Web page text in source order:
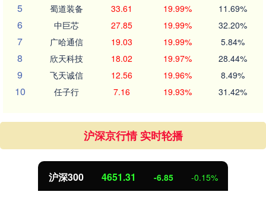
5 蜀道装备 33.61 19.99% 11.69%
6 中巨芯 27.85 19.99% 32.20%
7 广哈通信 19.03 19.99% 5.84%
8 欣天科技 18.02 19.97% 28.44%
9 飞天诚信 12.56 19.96% 8.49%
10 任子行 7.16 19.93% 31.42%
沪深京行情 实时轮播
沪深300 4651.31 -6.85 -0.15%